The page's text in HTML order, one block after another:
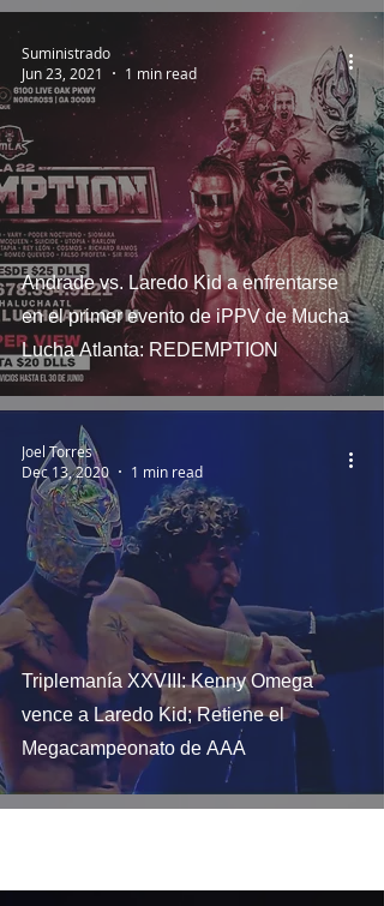
Andrade vs. Laredo Kid a enfrentarse
en el primer evento de iPPV de Mucha
Lucha Atlanta: REDEMPTION
Suministrado
Jun 23, 2021
1 min read
Triplemanía XXVIII: Kenny Omega
vence a Laredo Kid; Retiene el
Megacampeonato de AAA
Joel Torres
Dec 13, 2020
1 min read